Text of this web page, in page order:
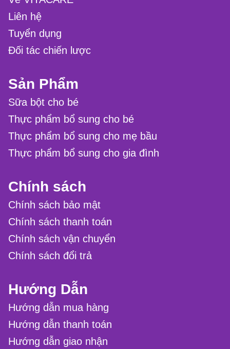
Liên hệ
Tuyển dụng
Đối tác chiến lược
Sản Phẩm
Sữa bột cho bé
Thực phẩm bổ sung cho bé
Thực phẩm bổ sung cho mẹ bầu
Thực phẩm bổ sung cho gia đình
Chính sách
Chính sách bảo mật
Chính sách thanh toán
Chính sách vận chuyển
Chính sách đổi trả
Hướng Dẫn
Hướng dẫn mua hàng
Hướng dẫn thanh toán
Hướng dẫn giao nhận